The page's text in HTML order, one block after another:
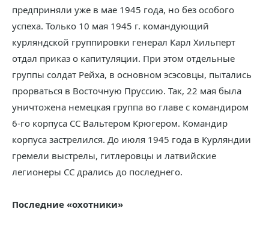
предприняли уже в мае 1945 года, но без особого
успеха. Только 10 мая 1945 г. командующий
курляндской группировки генерал Карл Хильперт
отдал приказ о капитуляции. При этом отдельные
группы солдат Рейха, в основном эсэсовцы, пытались
прорваться в Восточную Пруссию. Так, 22 мая была
уничтожена немецкая группа во главе с командиром
6-го корпуса СС Вальтером Крюгером. Командир
корпуса застрелился. До июля 1945 года в Курляндии
гремели выстрелы, гитлеровцы и латвийские
легионеры СС дрались до последнего.
Последние «охотники»